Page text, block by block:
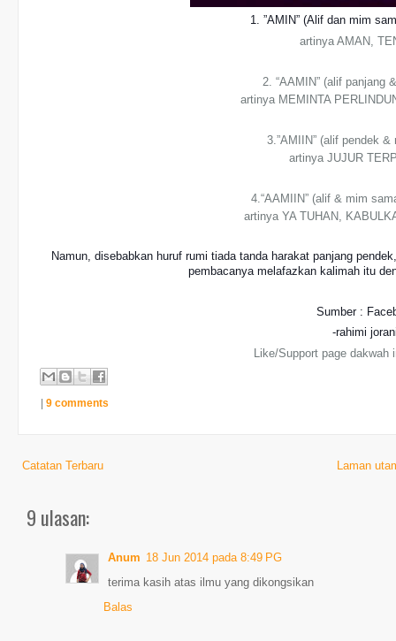
1. ”AMIN” (Alif dan mim
artinya AMAN,
2. “AAMIN” (alif panjang
artinya MEMINTA
3.”AMIIN” (alif pendek &
artinya JUJUR
4.“AAMIIN” (alif & mim
artinya YA TUHAN,
Namun, disebabkan huruf rumi tiada tanda harakat panjang
pembacanya melafazkan kalimah itu
Sumber :
-rahimi
Like/Support page dakwah
9 comments
Catatan Terbaru Laman
9 ulasan:
Anum 18 Jun 2014 pada 8:49 PG
terima kasih atas ilmu yang dikongsikan
Balas